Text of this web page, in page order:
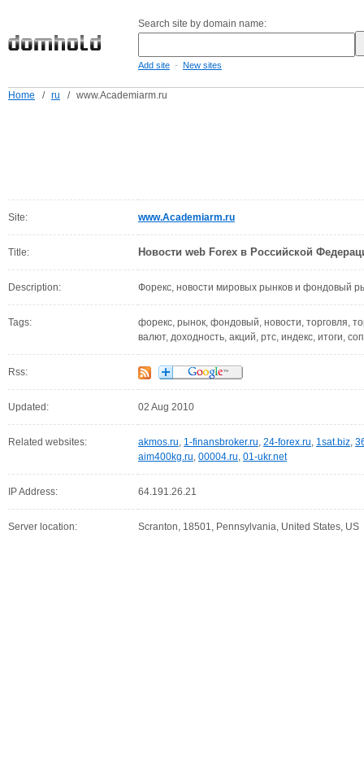
Search site by domain name:
Add site - New sites
Home / ru / www.Academiarm.ru
Site: www.Academiarm.ru
Title: Новости web Forex в Российской
Description: Форекс, новости мировых рынков и фондовый
Tags:
форекс, рынок, фондовый, новости, торговля,
валют, доходность, акций, ртс, индекс, итоги,
Rss:
Updated: 02 Aug 2010
Related websites: akmos.ru, 1-finansbroker.ru, 24-forex.ru, 1sat.biz,
aim400kg.ru, 00004.ru, 01-ukr.net
IP Address: 64.191.26.21
Server location: Scranton, 18501, Pennsylvania, United States, US